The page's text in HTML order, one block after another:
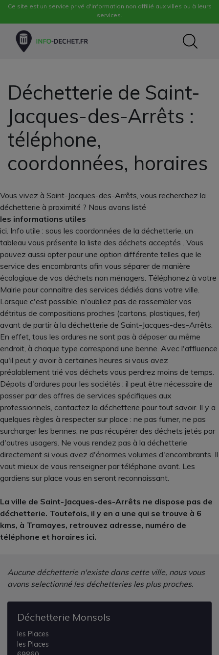
Ce site est un service privé d'information non affilié aux villes ou à leurs
services.
Déchetterie de Saint-
Jacques-des-Arrêts :
téléphone,
coordonnées, horaires
Vous vivez à Saint-Jacques-des-Arrêts, vous recherchez la
déchetterie à proximité ? Nous avons listé
les informations utiles
ici. Info utile : sous les coordonnées de la déchetterie, un
tableau vous présente la liste des déchets acceptés . Vous
pouvez aussi opter pour une option différente telles que le
service des encombrants afin vous séparer de manière
écologique de vos déchets non ménagers. Téléphonez à votre
Mairie pour connaitre des services dédiés dans votre ville.
Lorsque c'est possible, n'oubliez pas de rassembler vos
détritus de compositions proches (cartons, plastiques, fer)
avant de partir à la déchetterie de Saint-Jacques-des-Arrêts.
En effet, tous les ordures ne sont pas à déposer au même
endroit, à chaque type correspond une benne. Avec l'affluence
qu'il peut y avoir à certaines heures si vous avez
préalablement trié vos déchets vous perdrez moins de temps.
Dépots d'ordures pour les sociétés : il peut être nécessaire de
passer par des offres de services spécifiques aux
professionnels, contactez la déchetterie pour tout savoir. Il y a
quelques règles à respecter sur place : ne pas fumer, ne pas
surcharger les bennes, ne pas récupérer des déchets jetés par
d'autres usagers. Ne vous rendez pas à la déchetterie
directement si vous avez d'énormes volumes d'encombrants. Il
vaut mieux de vous renseigner par téléphone avant. Les
gardiens sur place vous en seront reconnaissant.
La ville de Saint-Jacques-des-Arrêts ne dispose pas de
déchetterie. Toutefois, il y en a une qui se trouve à 6
kms, à Tramayes, retrouvez adresse, numéro de
téléphone et horaires ici.
Aucune déchetterie n'existe dans cette ville, nous vous
avons selectionné les déchetteries les plus proches.
Déchetterie Monsols
les Places
les Places